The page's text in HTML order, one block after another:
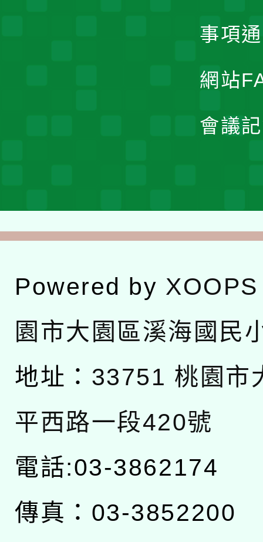
事項
網站
會議
Powered by XOOPS
園市大園區溪海國民
地址： 33751 桃園市
平西路一段420號
電話:03-3862174
傳真：03-3852200